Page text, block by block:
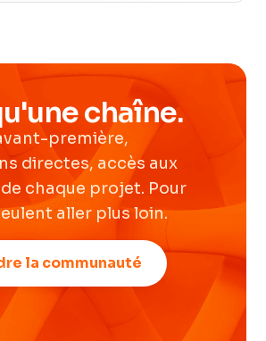
chaîne.
première,
directes, accès aux
chaque projet. Pour
aller plus loin.
la communauté